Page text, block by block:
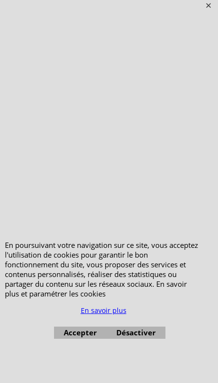
En poursuivant votre navigation sur ce site, vous acceptez
l'utilisation de cookies pour garantir le bon
fonctionnement du site, vous proposer des services et
contenus personnalisés, réaliser des statistiques ou
partager du contenu sur les réseaux sociaux. En savoir
plus et paramétrer les cookies
En savoir plus
Accepter Désactiver